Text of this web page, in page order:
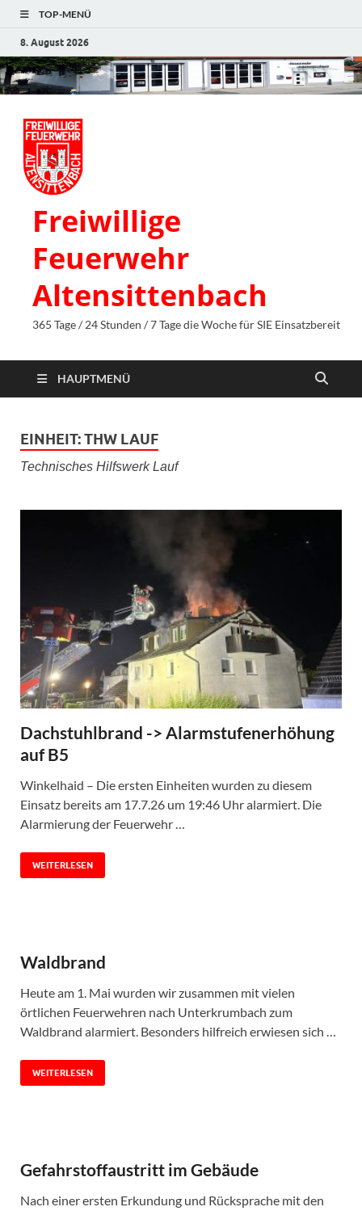
TOP-MENÜ
8. August 2026
Freiwillige
Feuerwehr
Altensittenbach
365 Tage / 24 Stunden / 7 Tage die Woche für SIE Einsatzbereit
HAUPTMENÜ
EINHEIT:THW LAUF
Technisches Hilfswerk Lauf
Dachstuhlbrand -> Alarmstufenerhöhung
auf B5
Winkelhaid – Die ersten Einheiten wurden zu diesem
Einsatz bereits am 17.7.26 um 19:46 Uhr alarmiert. Die
Alarmierung der Feuerwehr …
WEITERLESEN
Waldbrand
Heute am 1. Mai wurden wir zusammen mit vielen
örtlichen Feuerwehren nach Unterkrumbach zum
Waldbrand alarmiert. Besonders hilfreich erwiesen sich …
WEITERLESEN
Gefahrstoffaustritt im Gebäude
Nach einer ersten Erkundung und Rücksprache mit den